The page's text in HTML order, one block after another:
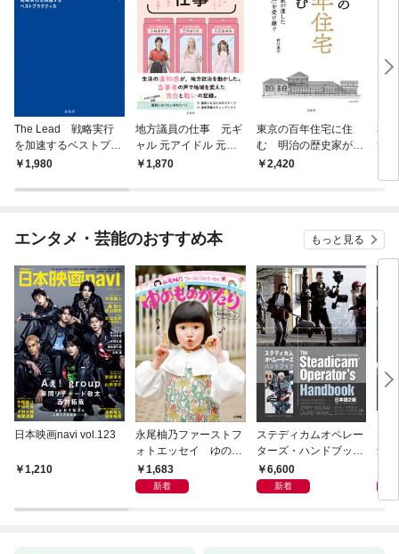
The Lead 戦略実行
を加速するベストプラ
クティス
1,980
地方議員の仕事 元ギ
ャル 元アイドル 元フ
リーター 現役議員が現
1,870
東京の百年住宅に住
む 明治の歴史家が遺
した「住食衣主義」を
2,420
30
て
に
た。
エンタメ・芸能のおすすめ本 もっと見る
日本映画navi vol.123
1,210
永尾柚乃ファーストフ
ォトエッセイ ゆのも
のがたり
1,683
新着
ステディカムオペレー
ターズ・ハンドブック
日本語版 電子版 第２
版
6,600
新着
集
ウ
【